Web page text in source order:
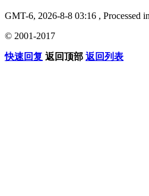
GMT-6, 2026-8-8 03:16 , Processed
© 2001-2017
快速回复 返回顶部 返回列表